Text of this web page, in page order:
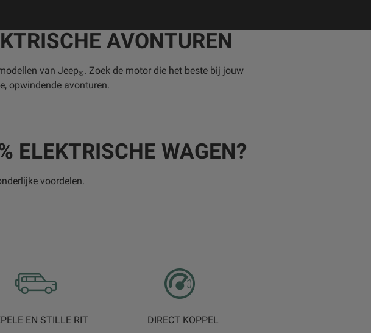
AVONTUREN
van Jeep®. Zoek de motor die het beste bij jouw
opwindende avonturen.
ELEKTRISCHE WAGEN?
voordelen.
EN STILLE RIT
DIRECT KOPPEL